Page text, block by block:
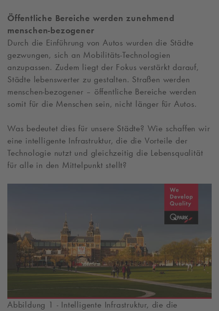
Öffentliche Bereiche werden zunehmend
menschen-bezogener
Durch die Einführung von Autos wurden die Städte
gezwungen, sich an Mobilitäts-Technologien
anzupassen. Zudem liegt der Fokus verstärkt darauf,
Städte lebenswerter zu gestalten. Straßen werden
menschen-bezogener – öffentliche Bereiche werden
somit für die Menschen sein, nicht länger für Autos.
Was bedeutet dies für unsere Städte? Wie schaffen wir
eine intelligente Infrastruktur, die die Vorteile der
Technologie nutzt und gleichzeitig die Lebensqualität
für alle in den Mittelpunkt stellt?
Abbildung 1 - Intelligente Infrastruktur, die die